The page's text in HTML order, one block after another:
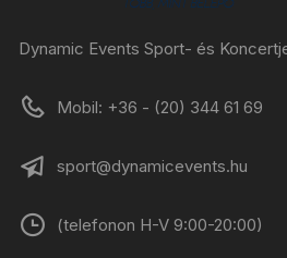
Dynamic Events Sport- és
Mobil: +36 - (20) 344 61 69
sport@dynamicevents.hu
(telefonon H-V 9:00-20:00)